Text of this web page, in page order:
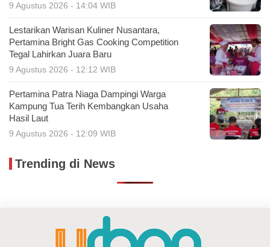
9 Agustus 2026 - 14:04 WIB
Lestarikan Warisan Kuliner Nusantara,
Pertamina Bright Gas Cooking Competition
Tegal Lahirkan Juara Baru
9 Agustus 2026 - 12:12 WIB
Pertamina Patra Niaga Dampingi Warga
Kampung Tua Terih Kembangkan Usaha
Hasil Laut
9 Agustus 2026 - 12:09 WIB
Trending di News